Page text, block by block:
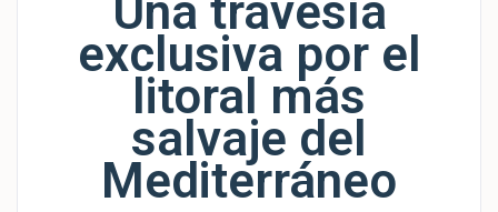
Una travesía
exclusiva por el
litoral más
salvaje del
Mediterráneo